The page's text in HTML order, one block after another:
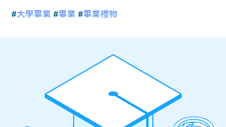
#大學畢業 #畢業 #畢業禮物